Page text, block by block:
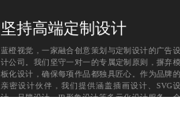
坚持高端定制设计
蓝橙视觉，一家融合创意策划与定制设计的广告设
计公司
。我们坚守一对一的专属定制原则，摒弃模
板化设计，确保每项作品都独具匠心。作为品牌的
亲密设计伙伴，我们提供涵盖插画设计
SVG设
计、品牌设计、IP形象设计等多元化设计服务，全